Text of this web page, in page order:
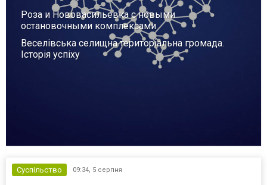
Роза и Нововасильевка с новыми
остановочными комплексами
Веселівська селищна територіальна громада.
Історія успіху
Суспільство 09:34, 5 серпня